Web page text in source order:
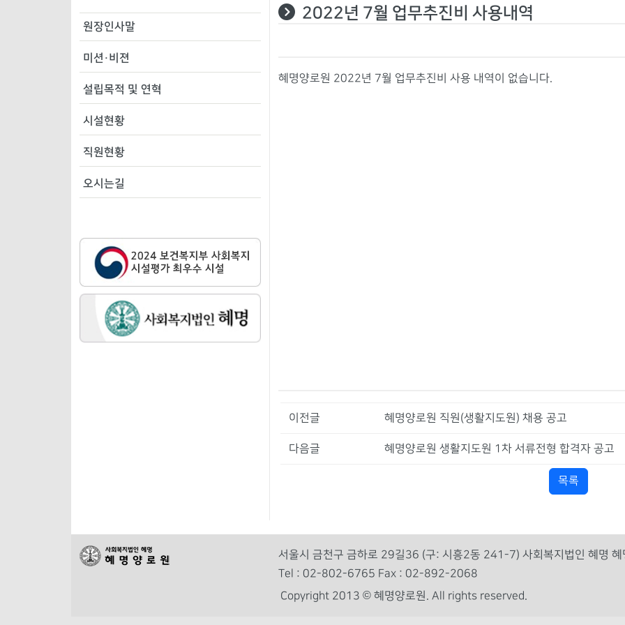
원장인사말
미션·비젼
설립목적 및 연혁
시설현황
직원현황
오시는길
2022년 7월 업무추진비 사용내역
혜명양로원 2022년 7월 업무추진비 사용 내역이 없습니다.
이전글 혜명양로원 직원(생활지도원) 채용 공고
다음글 혜명양로원 생활지도원 1차 서류전형 합격자 공고
목록
서울시 금천구 금하로 29길36 (구: 시흥2동 241-7) 사회복지법인 혜명 혜
Tel : 02-802-6765 Fax : 02-892-2068
Copyright 2013 © 혜명양로원. All rights reserved.